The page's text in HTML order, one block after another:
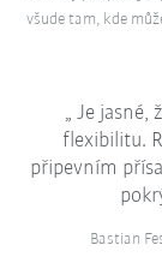
všude tam, kde
Je jasné,
flexibilitu.
připevním
Bastian